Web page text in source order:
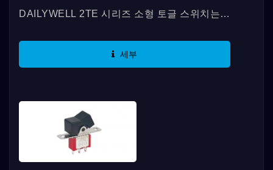
DAILYWELL 2TE 시리즈 소형 토글 스위치는
밀폐되어 있습니다. 이 스위치는 다양한...
세부